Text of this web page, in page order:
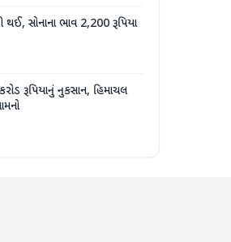
થઈ, સોનાના ભાવ 2,200 રૂપિયા
રૂપિયાનું નુકસાન, હિમાચલ